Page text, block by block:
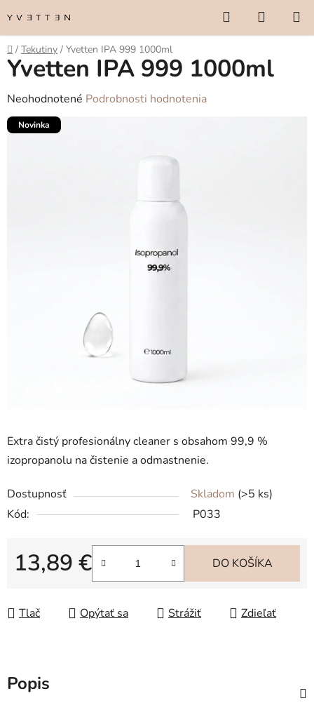
na
obsah
Hľadať
KOŠÍK
Domov
/ Tekutiny / Yvetten IPA 999 1000ml
Extra čistý profesionálny cleaner s obsahom 99,9 %
izopropanolu na čistenie a odmastnenie.
Dostupnosť Skladom (>5 ks)
Kód:
P033
13,89 €
Jednotková cena:
DO KOŠÍKA
Tlač Opýtať sa Strážiť Zdieľať
Yvetten IPA 999 1000ml
Priemerné
hodnotenie
produktu
Neohodnotené Podrobnosti hodnotenia
Novinka
Popis